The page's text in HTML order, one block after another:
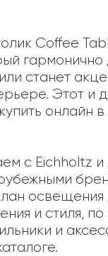
Coffee
гармонично
станет
Этот и
онлайн
с Eichholtz и
освещения
и стиля,
и